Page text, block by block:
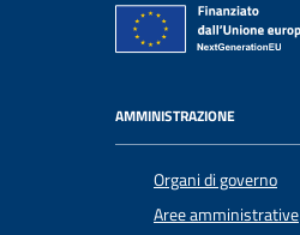
AMMINISTRAZIONE
Organi di governo
Aree amministrative